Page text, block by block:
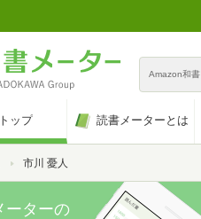
Amazon和書
トップ 読書メーターとは
市川 憂人
ーターの